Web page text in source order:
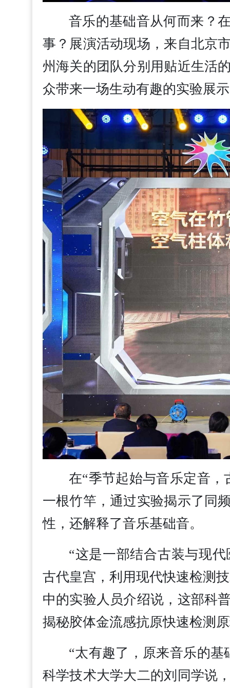
音乐的基础音从何而来？
事？展演活动现场，来自北京
州海关的团队分别用贴近生活
众带来一场生动有趣的实验展
在“季节起始与音乐定音
一根竹竿，通过实验揭示了同
性，还解释了音乐基础音。
“这是一部结合古装与现
古代皇宫，利用现代快速检测
中的实验人员介绍说，这部科
揭秘胶体金流感抗原快速检测
“太有趣了，原来音乐的
科学技术大学大二的刘同学说